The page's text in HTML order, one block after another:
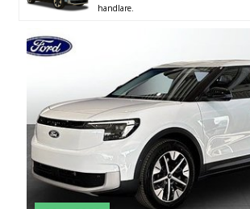
Hallands län
handlare.